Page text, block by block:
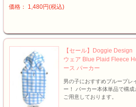
価格： 1,480円(税込)
【セール】Doggie
ウェア Blue Plaid Fleece
ース パーカー
男の子におすすめブループレ
ー！ パーカー本体単品で構
ご用意しております。